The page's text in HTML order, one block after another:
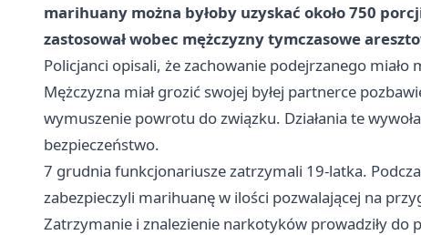
marihuany można byłoby uzyskać około750
zastosował wobec mężczyznytymczasowe
Policjanci opisali, że zachowanie podejrzanego
Mężczyzna miał grozić swojej byłej partnerce
wymuszenie powrotu do związku. Działania te
bezpieczeństwo.
7 grudnia funkcjonariusze zatrzymali 19-latka.
zabezpieczyli marihuanę w ilości pozwalającej na
Zatrzymanie i znalezienie narkotyków prowadziły do